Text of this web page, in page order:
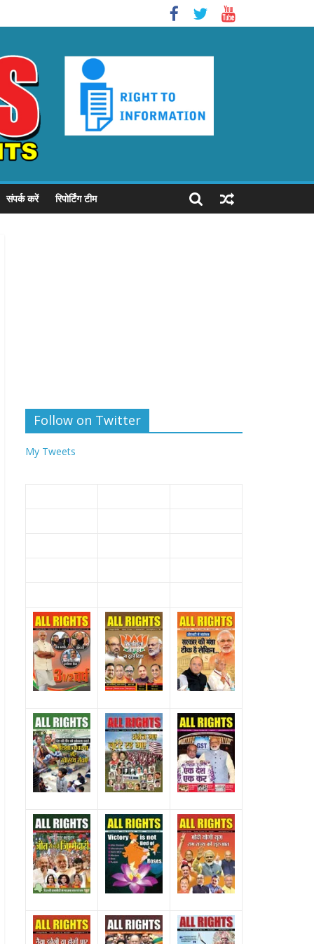
संपर्क करें रिपोर्टिंग टीम
Follow on Twitter
My Tweets